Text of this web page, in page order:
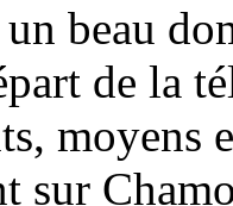
beau
de la
moyens
sur